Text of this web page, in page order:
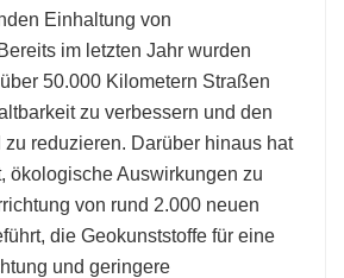
Einhaltung von
im letzten Jahr wurden
50.000 Kilometern Straßen
zu verbessern und den
reduzieren. Darüber hinaus hat
ökologische Auswirkungen zu
von rund 2.000 neuen
die Geokunststoffe für eine
und geringere